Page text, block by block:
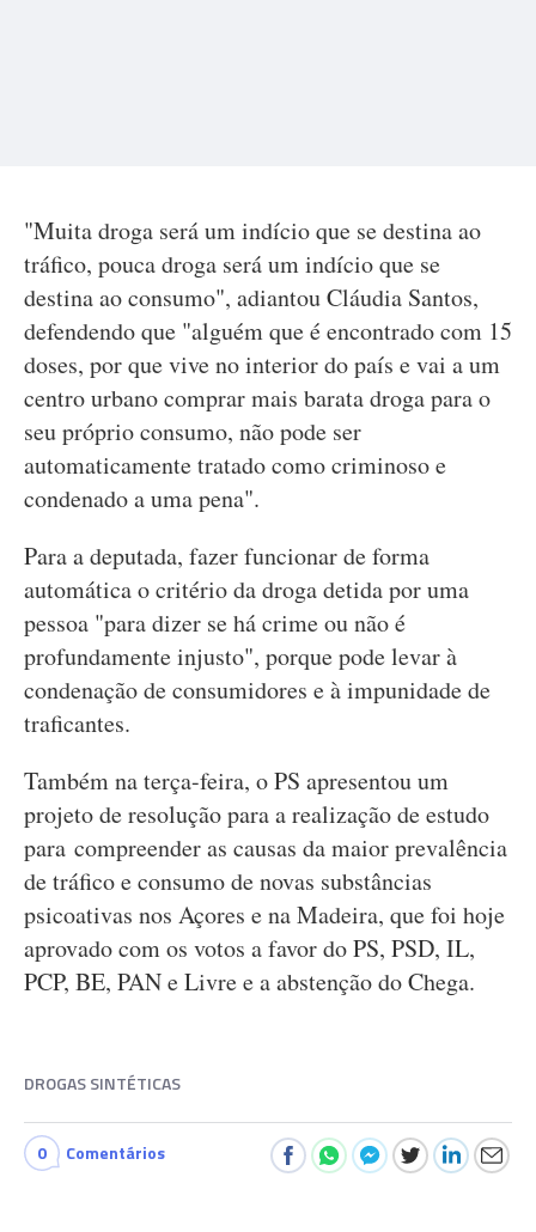
"Muita droga será um indício que se destina ao
tráfico, pouca droga será um indício que se
destina ao consumo", adiantou Cláudia Santos,
defendendo que "alguém que é encontrado com 15
doses, por que vive no interior do país e vai a um
centro urbano comprar mais barata droga para o
seu próprio consumo, não pode ser
automaticamente tratado como criminoso e
condenado a uma pena".
Para a deputada, fazer funcionar de forma
automática o critério da droga detida por uma
pessoa "para dizer se há crime ou não é
profundamente injusto", porque pode levar à
condenação de consumidores e à impunidade de
traficantes.
Também na terça-feira, o PS apresentou um
projeto de resolução para a realização de estudo
para compreender as causas da maior prevalência
de tráfico e consumo de novas substâncias
psicoativas nos Açores e na Madeira, que foi hoje
aprovado com os votos a favor do PS, PSD, IL,
PCP, BE, PAN e Livre e a abstenção do Chega.
DROGAS SINTÉTICAS
0 Comentários